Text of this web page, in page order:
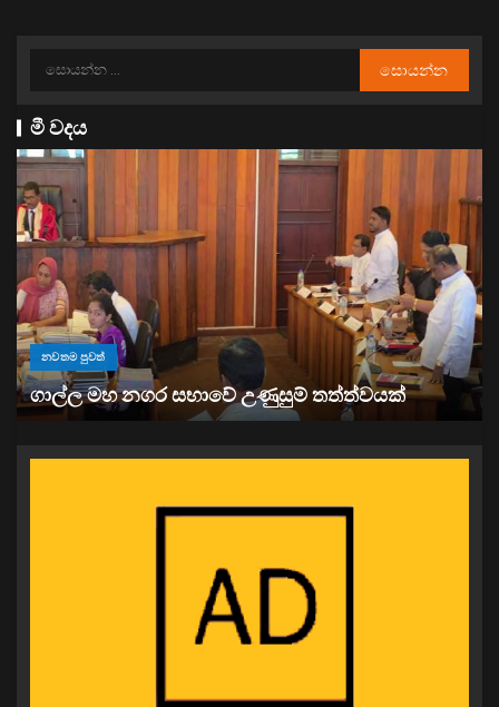
මී වදය
නවතම පුවත්
“ඉවත් වෙනු” තිබුණත්, මෙරට අයිස් මත්ද්‍රව්‍ය භාවිතය
ඉහළට